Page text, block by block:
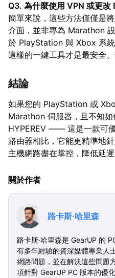
Q3. 為什麼使用 VPN 或更改
簡單來說，這些方法僅僅是
介面，並非專為 Marathon
於 PlayStation 與 Xbox 系
這樣的一鍵工具才是最安全、
結論
如果您的 PlayStation 或
Marathon 伺服器，且不知
HYPEREV —— 這是一款可
路由器相比，它能更精準地
主機網路盡在掌控，降低延
關於作者
路卡斯·哈里森
路卡斯·哈里森是 GearUP 的
有多年經驗的資深媒體專業人
網路問題，並在解決這些問題
項針對 GearUP PC 版本的優